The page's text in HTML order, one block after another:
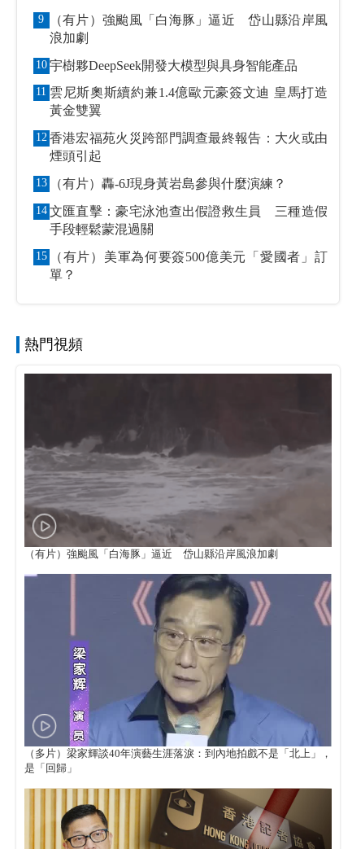
9
（有片）強颱風「白海豚」逼近 岱山縣沿岸風
浪加劇
10 宇樹夥DeepSeek開發大模型與具身智能產品
11 雲尼斯奧斯續約兼1.4億歐元豪簽文迪 皇馬打造
黃金雙翼
12 香港宏福苑火災跨部門調查最終報告：大火或由
煙頭引起
13 （有片）轟-6J現身黃岩島參與什麼演練？
14 文匯直擊：豪宅泳池查出假證救生員 三種造假
手段輕鬆蒙混過關
15
（有片）美軍為何要簽500億美元「愛國者」訂
單？
熱門視頻
（有片）強颱風「白海豚」逼近 岱山縣沿岸風浪加劇
（多片）梁家輝談40年演藝生涯落淚：到內地拍戲不是「北上」，
是「回歸」